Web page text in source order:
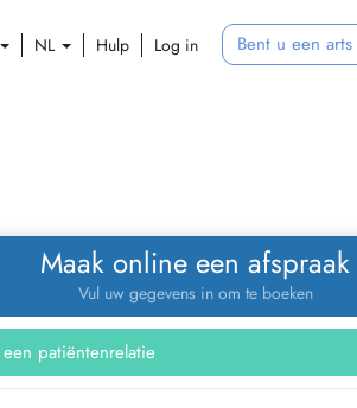
NL Hulp Log in Bent u een
Maak online een afspraak
Vul uw gegevens in om te boeken